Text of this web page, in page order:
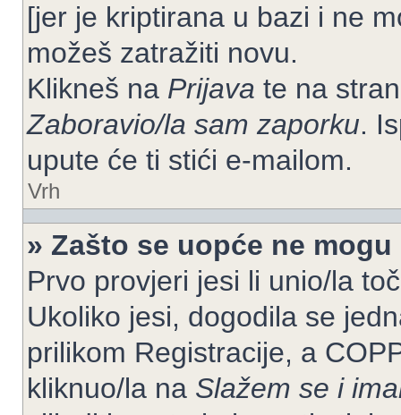
[jer je kriptirana u bazi i ne
možeš zatražiti novu.
Klikneš na Prijava te na
Zaboravio/la sam zaporku.
upute će ti stići e-mailom.
Vrh
» Zašto se uopće ne
Prvo provjeri jesi li unio/la
Ukoliko jesi, dogodila se
prilikom Registracije, a
kliknuo/la na Slažem se i